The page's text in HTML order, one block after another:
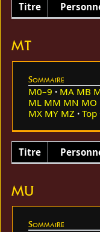
Titre
MT
Sommaire
M0–9 MA MB
ML MM MN MO
MX MY MZ Top
Titre
MU
Sommaire